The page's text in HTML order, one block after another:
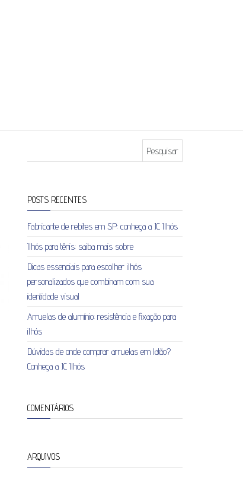
POSTS RECENTES
Fabricante de rebites em SP: conheça a JC Ilhós
Ilhós para tênis: saiba mais sobre
Dicas essenciais para escolher ilhós
personalizados que combinam com sua
identidade visual
Arruelas de alumínio: resistência e fixação para
ilhós
Dúvidas de onde comprar arruelas em latão?
Conheça a JC Ilhós
COMENTÁRIOS
ARQUIVOS